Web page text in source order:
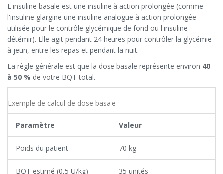
L'insuline basale est une insuline à action prolongée (comme
l'insuline glargine une insuline analogue à action prolongée
utilisée pour le contrôle glycémique de fond ou l'insuline
détémir). Elle agit pendant 24 heures pour contrôler la glycémie
à jeun, entre les repas et pendant la nuit.
La règle générale est que la dose basale représente environ 40
à 50 % de votre BQT total.
Exemple de calcul de dose basale
Paramètre Valeur
Poids du patient 70 kg
BQT estimé (0,5 U/kg) 35 unités